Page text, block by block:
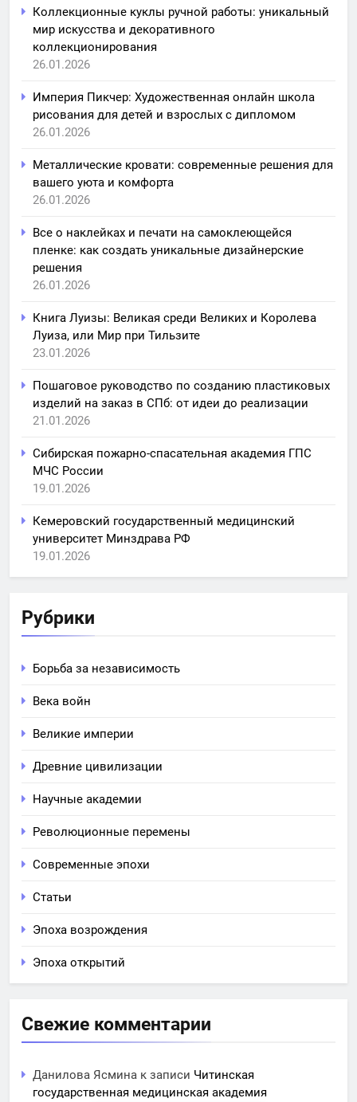
Коллекционные куклы ручной работы: уникальный
мир искусства и декоративного
коллекционирования
26.01.2026
Империя Пикчер: Художественная онлайн школа
рисования для детей и взрослых с дипломом
26.01.2026
Металлические кровати: современные решения для
вашего уюта и комфорта
26.01.2026
Все о наклейках и печати на самоклеющейся
пленке: как создать уникальные дизайнерские
решения
26.01.2026
Книга Луизы: Великая среди Великих и Королева
Луиза, или Мир при Тильзите
23.01.2026
Пошаговое руководство по созданию пластиковых
изделий на заказ в СПб: от идеи до реализации
21.01.2026
Сибирская пожарно-спасательная академия ГПС
МЧС России
19.01.2026
Кемеровский государственный медицинский
университет Минздрава РФ
19.01.2026
Рубрики
Борьба за независимость
Века войн
Великие империи
Древние цивилизации
Научные академии
Революционные перемены
Современные эпохи
Статьи
Эпоха возрождения
Эпоха открытий
Свежие комментарии
Данилова Ясмина к записи Читинская
государственная медицинская академия